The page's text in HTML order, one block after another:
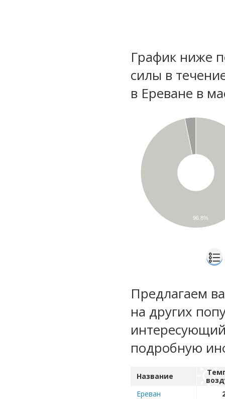
График ниже
силы в
в Ереване в
96.8%
Предлагаем
на других
подробную
Название
Ереван